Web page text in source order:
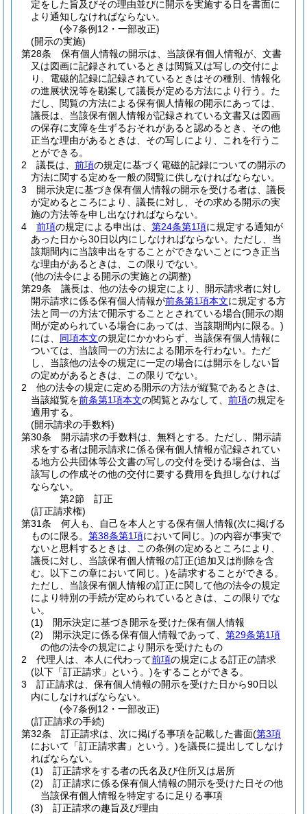
定をした旨及びその理由並びに開示を実施する日を書面に
より通知しなければならない。
(令7条例12・一部改正)
(開示の実施)
第28条
保有個人情報の開示は、当該保有個人情報が、文書
又は図画に記録されているときは閲覧又は写しの交付によ
り、電磁的記録に記録されているときはその種別、情報化
の進展状況等を勘案して議長が定める方法により行う。 た
だし、閲覧の方法による保有個人情報の開示にあっては、
議長は、当該保有個人情報が記録されている文書又は図画
の保存に支障を生ずるおそれがあると認めるとき、その他
正当な理由があるときは、その写しにより、これを行うこ
とができる。
2
議長は、 前項の規定に基づく電磁的記録についての開示の
方法に関する定めを一般の閲覧に供しなければならない。
3
開示決定に基づき保有個人情報の開示を受ける者は、議長
が定めるところにより、議長に対し、その求める開示の実
施の方法等を申し出なければならない。
4
前項の規定による申出は、 第24条第1項に規定する通知が
あった日から30日以内にしなければならない。 ただし、当
該期間内に当該申出をすることができないことにつき正当
な理由があるときは、この限りでない。
(他の法令による開示の実施との調整)
第29条
議長は、他の法令の規定により、開示請求者に対し
開示請求に係る保有個人情報が前条第1項本文に規定する方
法と同一の方法で開示することとされている場合(開示の期
間が定められている場合にあっては、当該期間内に限る。)
には、 同項本文の規定にかかわらず、当該保有個人情報に
ついては、当該同一の方法による開示を行わない。 ただ
し、当該他の法令の規定に一定の場合には開示をしない旨
の定めがあるときは、この限りでない。
2
他の法令の規定に定める開示の方法が縦覧であるときは、
当該縦覧を前条第1項本文の閲覧とみなして、 前項の規定を
適用する。
(開示請求の手数料)
第30条
開示請求の手数料は、無料とする。 ただし、開示請
求をする者は開示請求に係る保有個人情報が記録されてい
る地方公共団体等公文書の写しの交付を受ける場合は、当
該写しの作成その他の交付に要する費用を負担しなければ
ならない。
第2節
訂正
(訂正請求権)
第31条
何人も、自己を本人とする保有個人情報(次に掲げる
ものに限る。 第38条第1項において同じ。)の内容が事実で
ないと思料するときは、この条例の定めるところにより、
議長に対し、当該保有個人情報の訂正(追加又は削除を含
む。以下この章において同じ。)を請求することができる。
ただし、当該保有個人情報の訂正に関して他の法令の規定
により特別の手続が定められているときは、この限りでな
い。
(1)
開示決定に基づき開示を受けた保有個人情報
(2)
開示決定に係る保有個人情報であって、 第29条第1項
の他の法令の規定により開示を受けたもの
2
代理人は、本人に代わって前項の規定による訂正の請求
(以下「訂正請求」という。)をすることができる。
3
訂正請求は、保有個人情報の開示を受けた日から90日以
内にしなければならない。
(令7条例12・一部改正)
(訂正請求の手続)
第32条
訂正請求は、次に掲げる事項を記載した書面(第3項
において「訂正請求書」という。)を議長に提出してしなけ
ればならない。
(1)
訂正請求をする者の氏名及び住所又は居所
(2)
訂正請求に係る保有個人情報の開示を受けた日その他
当該保有個人情報を特定するに足りる事項
(3)
訂正請求の趣旨及び理由